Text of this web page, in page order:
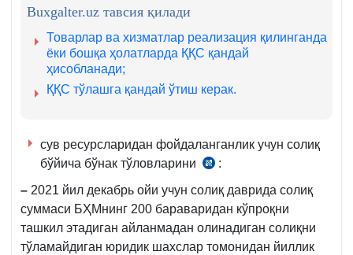
м.
Buxgalter.uz тавсия қилади
Товарлар ва хизматлар реализация қилинганда
ёки бошқа ҳолатларда ҚҚС қандай
ҳисобланади;
ҚҚС тўлашга қандай ўтиш керак.
сув ресурсларидан фойдаланганлик учун солиқ
бўйича бўнак тўловларини
СК
448-
м.
3-
қ.
:
– 2021 йил декабрь ойи учун солиқ даврида солиқ
суммаси БҲМнинг 200 бараваридан кўпроқни
ташкил этадиган айланмадан олинадиган солиқни
тўламайдиган юридик шахслар томонидан йиллик